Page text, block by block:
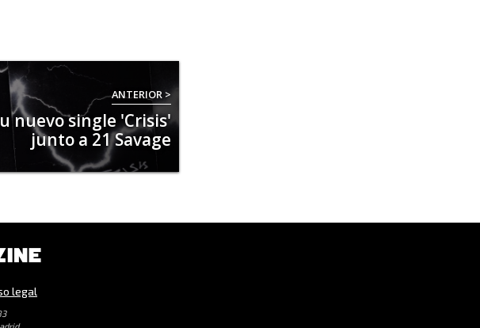
ANTERIOR >
nuevo single 'Crisis'
junto a 21 Savage
legal